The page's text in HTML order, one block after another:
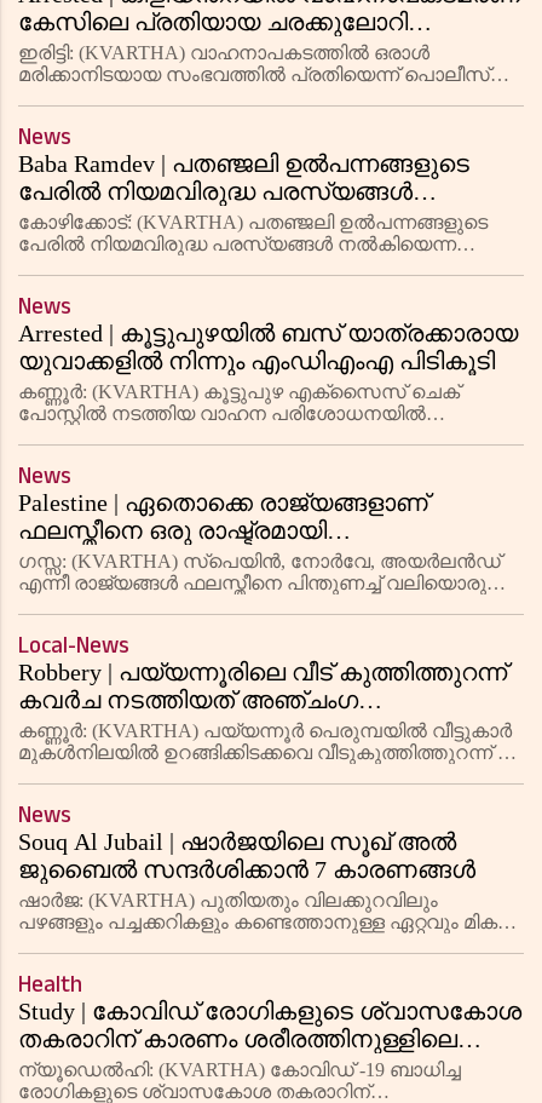
കേസിലെ പ്രതിയായ ചരക്കുലോറി
ഡ്രൈവര്‍ 28 വര്‍ഷത്തിന് ശേഷം അറസ്റ്റില്‍
ഇരിട്ടി: (KVARTHA) വാഹനാപകടത്തില്‍ ഒരാള്‍
മരിക്കാനിടയായ സംഭവത്തില്‍ പ്രതിയെന്ന് പൊലീസ്
നാഷനല്
News
Baba Ramdev | പതഞ്ജലി ഉല്‍പന്നങ്ങളുടെ
പേരില്‍ നിയമവിരുദ്ധ പരസ്യങ്ങള്‍
നല്‍കിയെന്ന കേസില്‍ ബാബാ രാം
ദേവിനോട് കോഴിക്കോട് കോടതിയില്‍
ഹാജരാകാന്‍ നിര്‍ദേശം
കോഴിക്കോട്: (KVARTHA) പതഞ്ജലി ഉല്‍പന്നങ്ങളുടെ
പേരില്‍ നിയമവിരുദ്ധ പരസ്യങ്ങള്‍ നല്‍കിയെന്ന
ഹാജരാകാന്‍ നിര്‍ദേശം നല്‍കി നാല
News
Arrested | കൂട്ടുപുഴയില്‍ ബസ് യാത്രക്കാരായ
യുവാക്കളില്‍ നിന്നും എംഡിഎംഎ പിടികൂടി
കണ്ണൂര്‍: (KVARTHA) കൂട്ടുപുഴ എക്‌സൈസ് ചെക്
പോസ്റ്റില്‍ നടത്തിയ വാഹന പരിശോധനയില്‍
നിന്നും 9.2 ഗ്രാം എം
News
Palestine | ഏതൊക്കെ രാജ്യങ്ങളാണ്
ഫലസ്തീനെ ഒരു രാഷ്ട്രമായി
അംഗീകരിക്കുന്നത്, ഇന്ത്യയുമുണ്ടോ?
ഗസ്സ: (KVARTHA) സ്പെയിൻ, നോർവേ, അയർലൻഡ്
എന്നീ രാജ്യങ്ങൾ ഫലസ്തീനെ പിന്തുണച്ച് വലിയൊരു
പ്രഖ്യാപനം. കിഴക്കൻ ജറുസലേം
Local-News
Robbery | പയ്യന്നൂരിലെ വീട് കുത്തിത്തുറന്ന്
കവര്‍ച നടത്തിയത് അഞ്ചംഗ
പ്രൊഫഷനല്‍ സംഘമെന്ന് പൊലീസ്
കണ്ണൂര്‍: (KVARTHA) പയ്യന്നൂര്‍ പെരുമ്പയില്‍ വീട്ടുകാര്‍
മുകള്‍നിലയില്‍ ഉറങ്ങിക്കിടക്കവെ വീടുകുത്തിത്തുറന്ന് 76
News
Souq Al Jubail | ഷാർജയിലെ സൂഖ് അൽ
ജുബൈൽ സന്ദർശിക്കാൻ 7 കാരണങ്ങൾ
ഷാർജ: (KVARTHA) പുതിയതും വിലക്കുറവിലും
പഴങ്ങളും പച്ചക്കറികളും കണ്ടെത്താനുള്ള ഏറ്റവും മികച്ച
പഴങ്ങളും പച്ചക്കറികളും മാത്രമല്ല, മറ
Health
Study | കോവിഡ് രോഗികളുടെ ശ്വാസകോശ
തകരാറിന് കാരണം ശരീരത്തിനുള്ളിലെ
അപൂർവമായൊരു മരണമെന്ന് പഠനം
ന്യൂഡെൽഹി: (KVARTHA) കോവിഡ് -19 ബാധിച്ച
രോഗികളുടെ ശ്വാസകോശ തകരാറിന്